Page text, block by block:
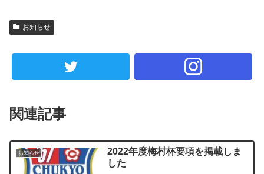
お知らせ
関連記事
お知らせ
2022年度梅村杯要項を掲載しま
した